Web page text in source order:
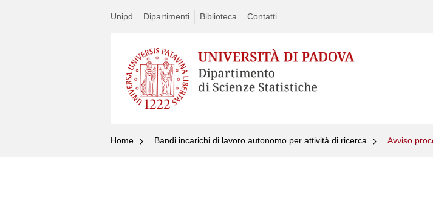
Unipd Dipartimenti Biblioteca Contatti
Home Bandi incarichi di lavoro autonomo per attività di ricerca Avviso